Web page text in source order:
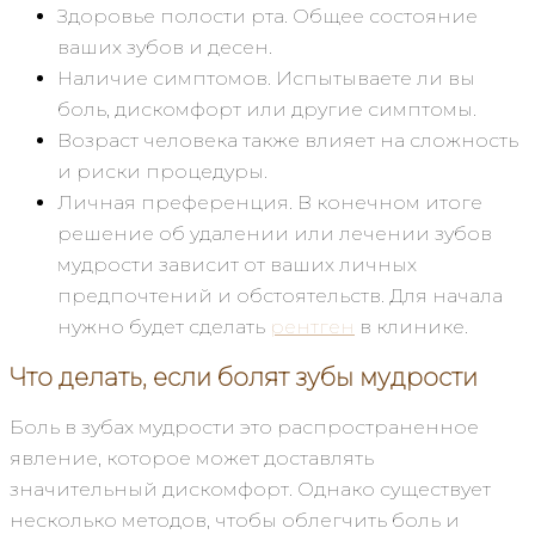
Здоровье полости рта. Общее состояние
ваших зубов и десен.
Наличие симптомов. Испытываете ли вы
боль, дискомфорт или другие симптомы.
Возраст человека также влияет на сложность
и риски процедуры.
Личная преференция. В конечном итоге
решение об удалении или лечении зубов
мудрости зависит от ваших личных
предпочтений и обстоятельств. Для начала
нужно будет сделать рентген в клинике.
Что делать, если болят зубы мудрости
Боль в зубах мудрости это распространенное
явление, которое может доставлять
значительный дискомфорт. Однако существует
несколько методов, чтобы облегчить боль и